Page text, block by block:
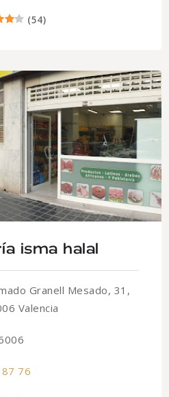
(54)
isma halal
Granell Mesado, 31,
Valencia
76